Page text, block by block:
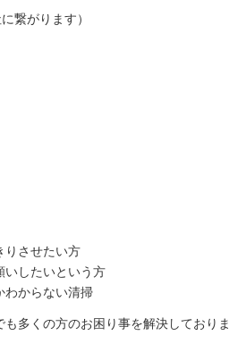
繋がります）
りさせたい方
いしたいという方
わからない清掃
多くの方のお困り事を解決しておりま